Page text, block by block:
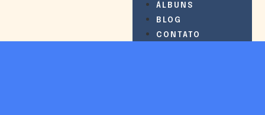
ÁLBUNS
BLOG
CONTATO